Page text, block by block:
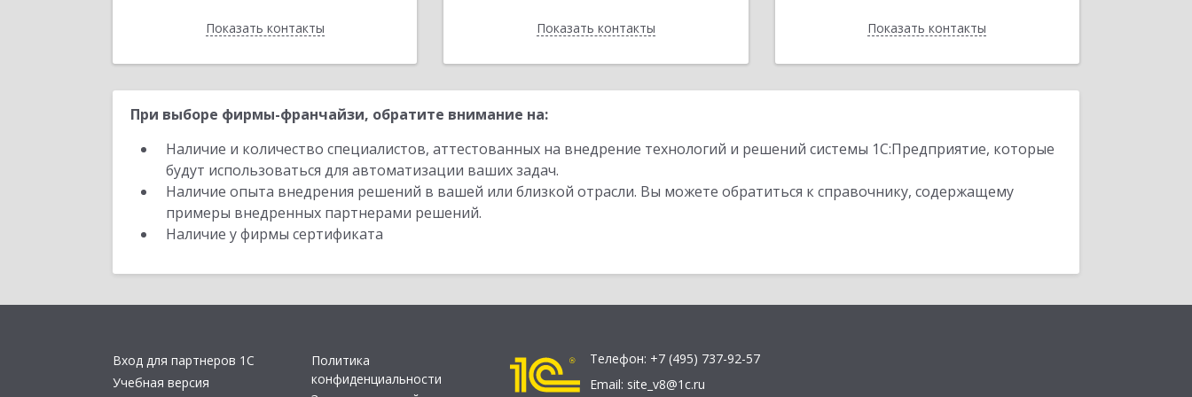
Показать контакты
Назад Показать контакты
Назад Показать контакты
Назад
При выборе фирмы-франчайзи, обратите внимание на:
Наличие и количество специалистов, аттестованных на внедрение технологий и решений системы 1С:Предприятие, которые
будут использоваться для автоматизации ваших задач.
Наличие опыта внедрения решений в вашей или близкой отрасли. Вы можете обратиться к справочнику, содержащему
примеры внедренных партнерами решений.
Наличие у фирмы сертификата
Вход для партнеров 1С
Учебная версия
Политика
конфиденциальности
Телефон: +7 (495) 737-92-57
Email: site_v8@1c.ru